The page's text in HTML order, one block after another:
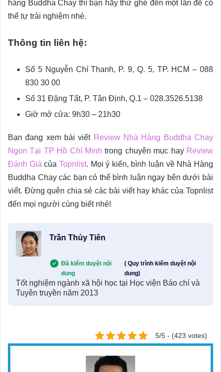
hàng Buddha Chay thì bạn hãy thử ghé đến một lần để có
thể tự trải nghiệm nhé.
Thông tin liên hệ:
Số 5 Nguyễn Chí Thanh, P. 9, Q. 5, TP. HCM – 088
830 30 00
Số 31 Đặng Tất, P. Tân Định, Q.1 – 028.3526.5138
Giờ mở cửa: 9h30 – 21h30
Bạn đang xem bài viết Review Nhà Hàng Buddha Chay
Ngon Tại TP Hồ Chí Minh trong chuyên mục hay Review
Đánh Giá của Topnlist. Mọi ý kiến, bình luận về Nhà Hàng
Buddha Chay các bạn có thể bình luận ngay bên dưới bài
viết. Đừng quên chia sẻ các bài viết hay khác của Topnlist
đến mọi người cùng biết nhé!
Trần Thủy Tiên
Đã kiểm duyệt nội
dung
( Quy trình kiểm duyệt nội
dung)
Tốt nghiệm ngành xã hội học tại Học viện Báo chí và
Tuyên truyền năm 2013
5/5 - (423 votes)